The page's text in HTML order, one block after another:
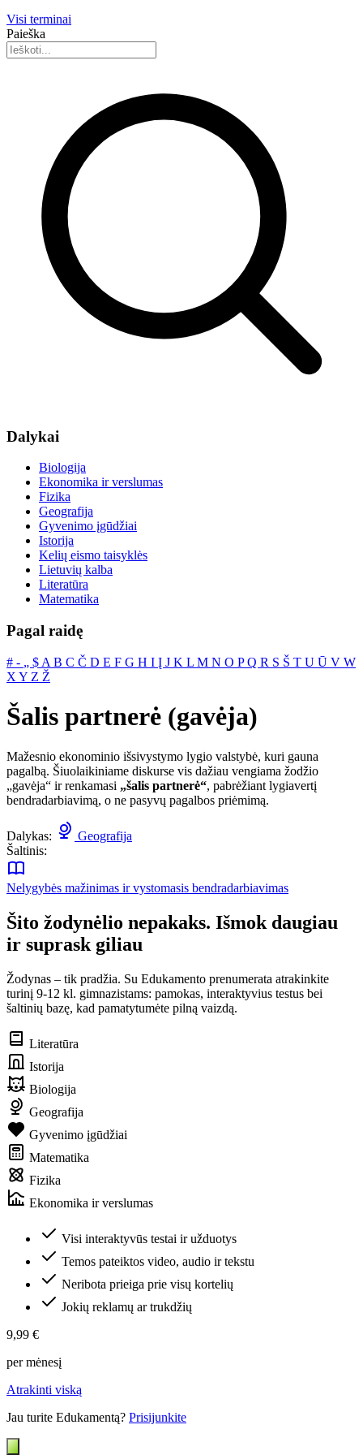
Visi terminai
Paieška
Dalykai
Biologija
Ekonomika ir verslumas
Fizika
Geografija
Gyvenimo įgūdžiai
Istorija
Kelių eismo taisyklės
Lietuvių kalba
Literatūra
Matematika
Pagal raidę
# ‐ „ $ A B C Č D E F G H I Į J K L M N O PQ R S Š T U Ū V W
X Y Z Ž
Šalis partnerė (gavėja)
Mažesnio ekonominio išsivystymo lygio valstybė, kuri gauna
pagalbą. Šiuolaikiniame diskurse vis dažiau vengiama žodžio
„gavėja“ ir renkamasi „šalis partnerė“, pabrėžiant lygiavertį
bendradarbiavimą, o ne pasyvų pagalbos priėmimą.
Dalykas:
Geografija
Šaltinis:
Nelygybės mažinimas ir vystomasis bendradarbiavimas
Šito žodynėlio nepakaks. Išmok daugiau
ir suprask giliau
Žodynas – tik pradžia. Su Edukamento prenumerata atrakinkite
turinį 9-12 kl. gimnazistams: pamokas, interaktyvius testus bei
šaltinių bazę, kad pamatytumėte pilną vaizdą.
Literatūra
Istorija
Biologija
Geografija
Gyvenimo įgūdžiai
Matematika
Fizika
Ekonomika ir verslumas
Visi interaktyvūs testai ir užduotys
Temos pateiktos video, audio ir tekstu
Neribota prieiga prie visų kortelių
Jokių reklamų ar trukdžių
9,99 €
per mėnesį
Atrakinti viską
Jau turite Edukamentą? Prisijunkite